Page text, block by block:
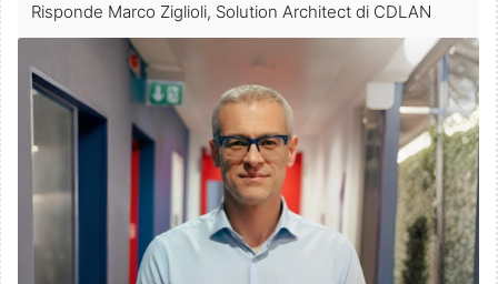
Risponde Marco Ziglioli, Solution Architect di CDLAN